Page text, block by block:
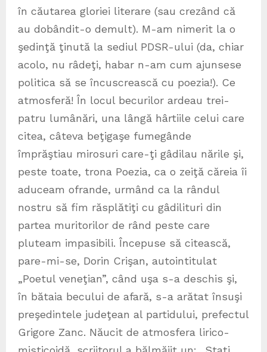
în căutarea gloriei literare (sau crezând că
au dobândit-o demult). M-am nimerit la o
şedinţă ţinută la sediul PDSR-ului (da, chiar
acolo, nu râdeţi, habar n-am cum ajunsese
politica să se încuscrească cu poezia!). Ce
atmosferă! În locul becurilor ardeau trei-
patru lumânări, una lângă hârtiile celui care
citea, câteva beţigaşe fumegânde
împrăştiau mirosuri care-ţi gâdilau nările şi,
peste toate, trona Poezia, ca o zeiţă căreia îi
aduceam ofrande, urmând ca la rândul
nostru să fim răsplătiţi cu gâdilituri din
partea muritorilor de rând peste care
pluteam impasibili. Începuse să citească,
pare-mi-se, Dorin Crişan, autointitulat
„Poetul veneţian”, când uşa s-a deschis şi,
în bătaia becului de afară, s-a arătat însuşi
preşedintele judeţean al partidului, prefectul
Grigore Zanc. Năucit de atmosfera lirico-